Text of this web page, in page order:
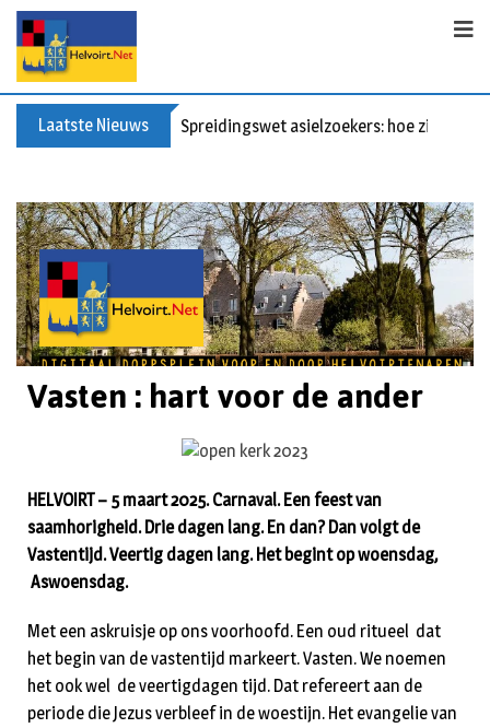
Laatste Nieuws Spreidingswet asielzoekers: hoe zit dat?
Vasten : hart voor de ander
HELVOIRT – 5 maart 2025. Carnaval. Een feest van
saamhorigheid. Drie dagen lang. En dan? Dan volgt de
Vastentijd. Veertig dagen lang. Het begint op woensdag,
Aswoensdag.
Met een askruisje op ons voorhoofd. Een oud ritueel dat
het begin van de vastentijd markeert. Vasten. We noemen
het ook wel de veertigdagen tijd. Dat refereert aan de
periode die Jezus verbleef in de woestijn. Het evangelie van